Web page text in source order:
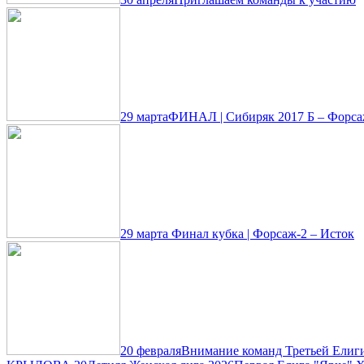
29 мартаФИНАЛ | Сибиряк 2017 Б –
29 марта Финал кубка | Форсаж-2 – Исток
20 февраляВнимание команд Третьей